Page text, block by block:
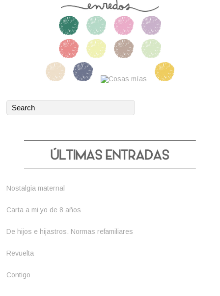
Nostalgia maternal
Carta a mi yo de 8 años
De hijos e hijastros. Normas refamiliares
Revuelta
Contigo